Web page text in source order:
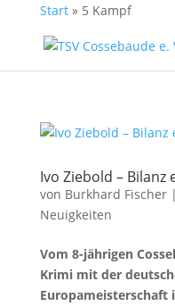
Start» 5 Kampf
Ivo Ziebold –
von Burkhard Fischer|
Neuigkeiten
Vom 8-jährigen
Krimi mit der
Europameisterschaft